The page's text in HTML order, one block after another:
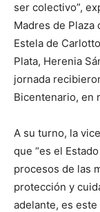
ser colectivo”,
Madres de Plaza
Estela de
Plata, Herenia
jornada
Bicentenario, en
A su turno, la
que “es el
procesos de las
protección y
adelante, es